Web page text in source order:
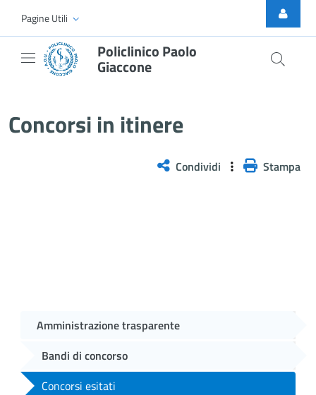
Skip to Main Content
Pagine Utili
Policlinico Paolo
Giaccone
Concorsi in itinere
Condividi Stampa
Amministrazione trasparente
Bandi di concorso
Concorsi esitati